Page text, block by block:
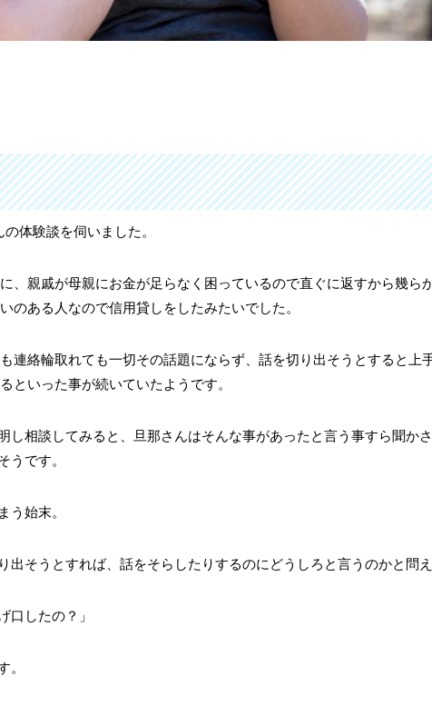
体験談を伺いました。
、親戚が母親にお金が足らなく困っているので直ぐに返すから幾ら
のある人なので信用貸しをしたみたいでした。
連絡輪取れても一切その話題にならず、話を切り出そうとすると上
といった事が続いていたようです。
し相談してみると、旦那さんはそんな事があったと言う事すら聞か
うです。
う始末。
出そうとすれば、話をそらしたりするのにどうしろと言うのかと問
口したの？」
。